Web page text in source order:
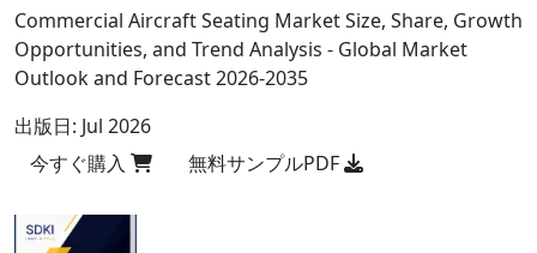
Commercial Aircraft Seating Market Size, Share, Growth
Opportunities, and Trend Analysis - Global Market
Outlook and Forecast 2026-2035
出版日: Jul 2026
今すぐ購入
無料サンプルPDF